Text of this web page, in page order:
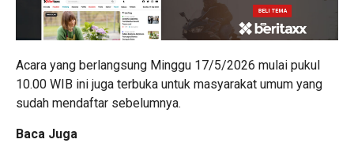
Acara yang berlangsung Minggu 17/5/2026 mulai pukul
10.00 WIB ini juga terbuka untuk masyarakat umum yang
sudah mendaftar sebelumnya.
Baca Juga